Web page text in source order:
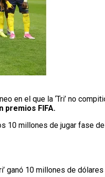
en el que la ‘Tri’ no
premios FIFA.
10 millones de jugar fase
ganó 10 millones de